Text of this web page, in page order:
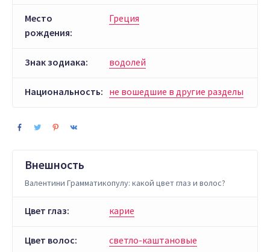
Место
рождения:
Греция
Знак зодиака: водолей
Национальность: не вошедшие в другие разделы
Внешность
Валентини Грамматикопулу: какой цвет глаз и волос?
Цвет глаз: карие
Цвет волос: светло-каштановые